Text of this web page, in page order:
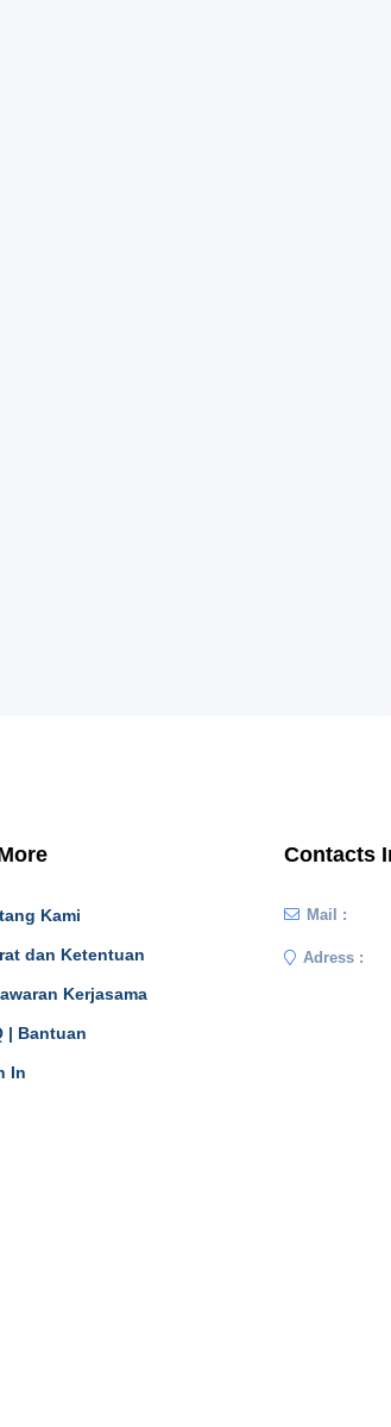
Kami
dan Ketentuan
Kerjasama
| Bantuan
In
Contacts
Mail :
Adress :